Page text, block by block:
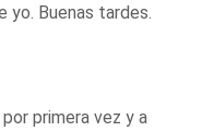
yo. Buenas tardes.
primera vez y a